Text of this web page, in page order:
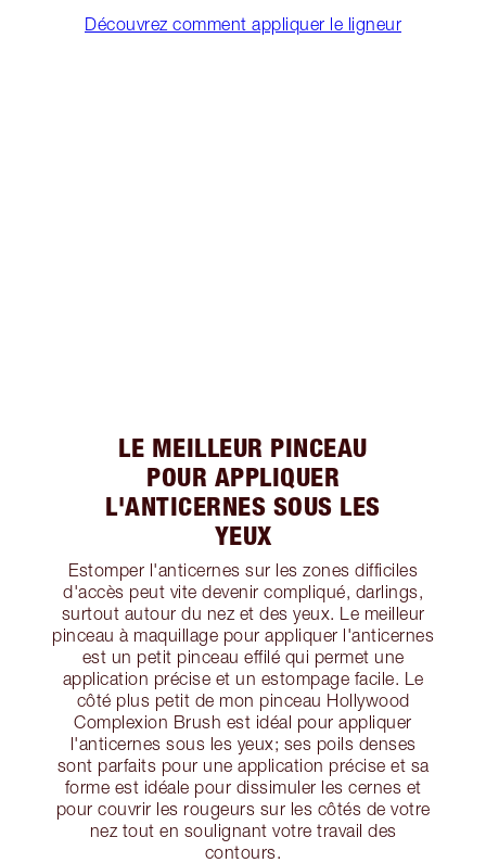
Découvrez comment appliquer le ligneur
LE MEILLEUR PINCEAU
POUR APPLIQUER
L'ANTICERNES SOUS LES
YEUX
Estomper l'anticernes sur les zones difficiles
d'accès peut vite devenir compliqué, darlings,
surtout autour du nez et des yeux. Le meilleur
pinceau à maquillage pour appliquer l'anticernes
est un petit pinceau effilé qui permet une
application précise et un estompage facile. Le
côté plus petit de mon pinceau Hollywood
Complexion Brush est idéal pour appliquer
l'anticernes sous les yeux; ses poils denses
sont parfaits pour une application précise et sa
forme est idéale pour dissimuler les cernes et
pour couvrir les rougeurs sur les côtés de votre
nez tout en soulignant votre travail des
contours.